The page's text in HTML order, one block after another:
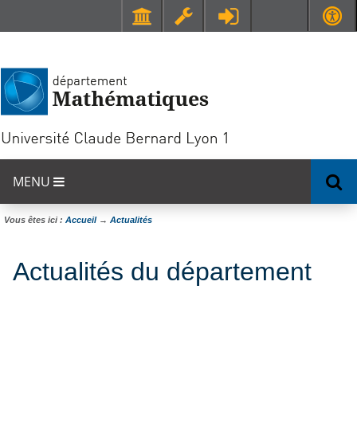
MENU
Vous êtes ici : Accueil→ Actualités
Actualités du département